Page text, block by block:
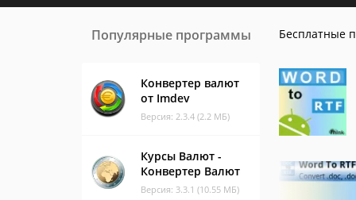
Популярные программы
Конвертер валют
от Imdev
Версия: 2.3.4 (2.2 МБ)
Курсы Валют -
Конвертер Bалют
Версия: 3.3.1 (10.55 МБ)
Бесплатные